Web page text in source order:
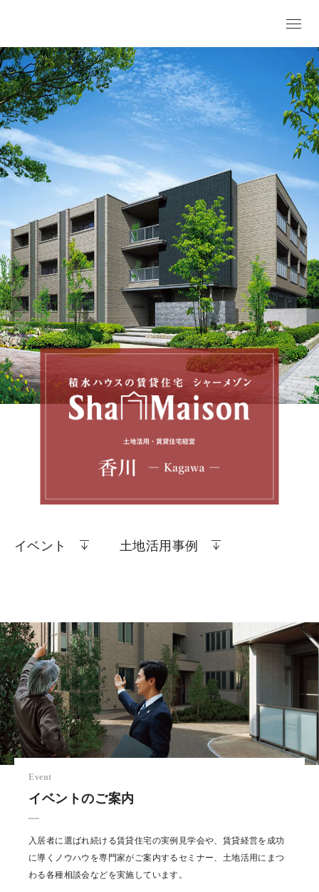
イベント 土地活用事例
Event
イベントのご案内
入居者に選ばれ続ける賃貸住宅の実例見学会や、賃貸経営を成功
に導くノウハウを専門家がご案内するセミナー、土地活用にまつ
わる各種相談会などを実施しています。